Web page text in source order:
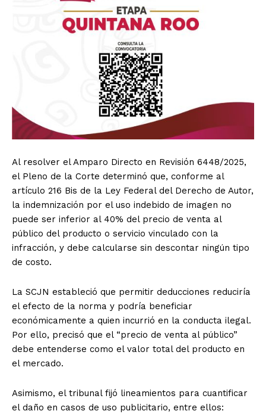
Al resolver el Amparo Directo en Revisión 6448/2025,
el Pleno de la Corte determinó que, conforme al
artículo 216 Bis de la Ley Federal del Derecho de Autor,
la indemnización por el uso indebido de imagen no
puede ser inferior al 40% del precio de venta al
público del producto o servicio vinculado con la
infracción, y debe calcularse sin descontar ningún tipo
de costo.
La SCJN estableció que permitir deducciones reduciría
el efecto de la norma y podría beneficiar
económicamente a quien incurrió en la conducta ilegal.
Por ello, precisó que el “precio de venta al público”
debe entenderse como el valor total del producto en
el mercado.
Asimismo, el tribunal fijó lineamientos para cuantificar
el daño en casos de uso publicitario, entre ellos: